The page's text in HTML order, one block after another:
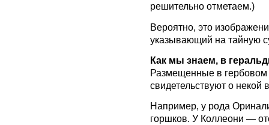
решительно отметаем.)
Вероятно, это
указывающий на тайную
Как мы знаем, в
Размещенные в гербовом
свидетельствуют о некой
Например, у рода
горшков. У Коллеони —